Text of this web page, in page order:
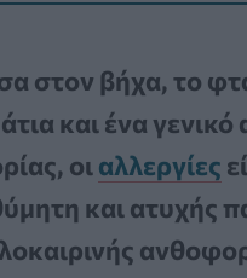
στον βήχα, το
και ένα γενικό
οιαλλεργίες
και ατυχής